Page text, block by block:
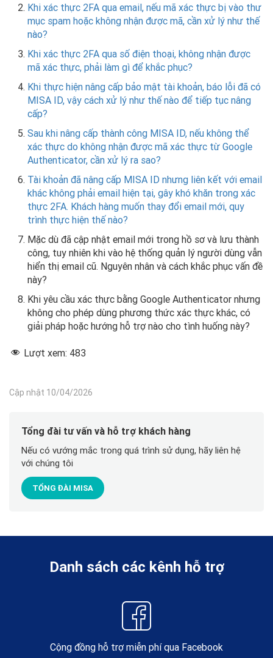
Khi xác thực 2FA qua email, nếu mã xác thực bị vào thư
mục spam hoặc không nhận được mã, cần xử lý như thế
nào?
Khi xác thực 2FA qua số điện thoại, không nhận được
mã xác thực, phải làm gì để khắc phục?
Khi thực hiện nâng cấp bảo mật tài khoản, báo lỗi đã có
MISA ID, vậy cách xử lý như thế nào để tiếp tục nâng
cấp?
Sau khi nâng cấp thành công MISA ID, nếu không thể
xác thực do không nhận được mã xác thực từ Google
Authenticator, cần xử lý ra sao?
Tài khoản đã nâng cấp MISA ID nhưng liên kết với email
khác không phải email hiện tại, gây khó khăn trong xác
thực 2FA. Khách hàng muốn thay đổi email mới, quy
trình thực hiện thế nào?
Mặc dù đã cập nhật email mới trong hồ sơ và lưu thành
công, tuy nhiên khi vào hệ thống quản lý người dùng vẫn
hiển thị email cũ. Nguyên nhân và cách khắc phục vấn đề
này?
Khi yêu cầu xác thực bằng Google Authenticator nhưng
không cho phép dùng phương thức xác thực khác, có
giải pháp hoặc hướng hỗ trợ nào cho tình huống này?
Lượt xem: 483
Cập nhật 10/04/2026
Tổng đài tư vấn và hỗ trợ khách hàng
Nếu có vướng mắc trong quá trình sử dụng, hãy liên hệ
với chúng tôi
TỔNG ĐÀI MISA
Danh sách các kênh hỗ trợ
Cộng đồng hỗ trợ miễn phí qua Facebook